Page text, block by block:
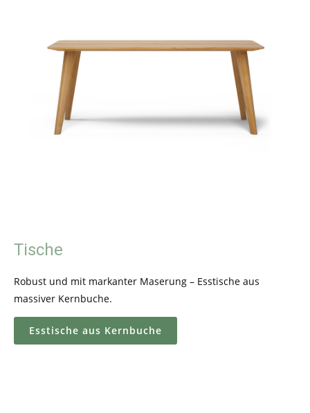
Tische
Robust und mit markanter Maserung – Esstische aus
massiver Kernbuche.
Esstische aus Kernbuche